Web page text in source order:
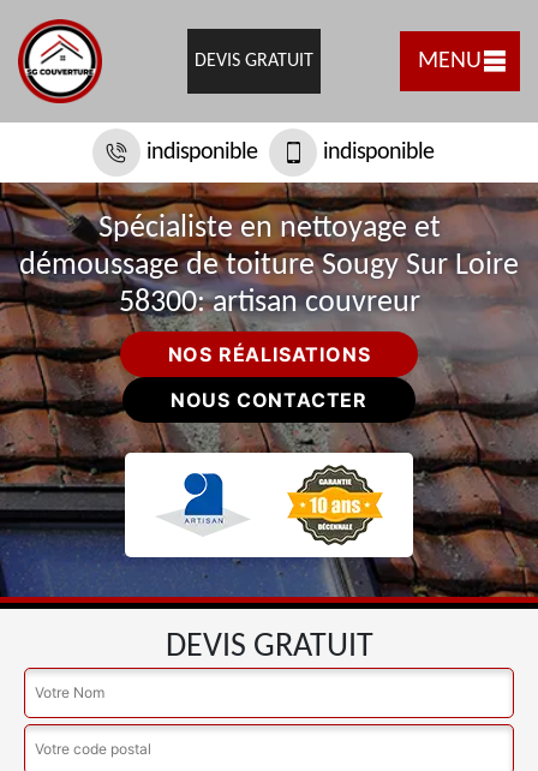
DEVIS GRATUIT MENU
indisponible indisponible
Spécialiste en nettoyage et
démoussage de toiture Sougy Sur Loire
58300: artisan couvreur
NOS RÉALISATIONS
NOUS CONTACTER
DEVIS GRATUIT